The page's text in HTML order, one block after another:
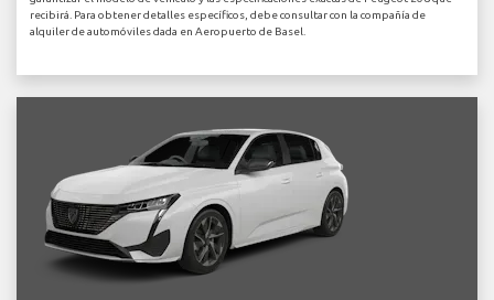
recibirá. Para obtener detalles específicos, debe consultar con la compañía de
alquiler de automóviles dada en Aeropuerto de Basel.